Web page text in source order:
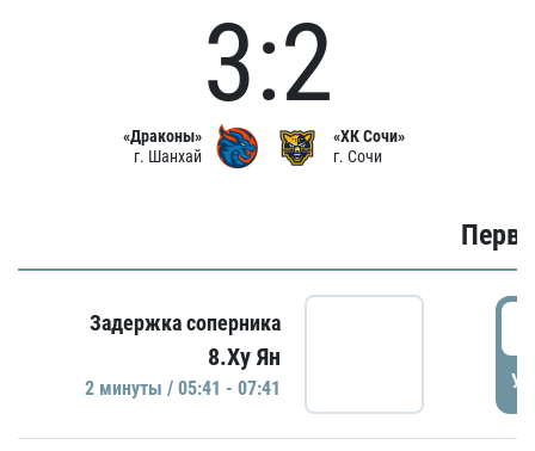
«Драконы»
г. Шанхай
3:2
«ХК Сочи»
г. Сочи
Задержка соперника
8.Ху Ян
2 минуты / 05:41 - 07:41